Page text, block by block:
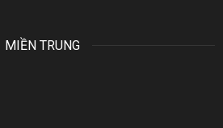
MIỀN TRUNG